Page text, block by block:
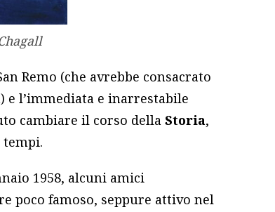
Remo (che avrebbe consacrato
) e l’immediata e inarrestabile
cambiare il corso dellaStoria,
1958, alcuni amici
poco famoso, seppure attivo nel